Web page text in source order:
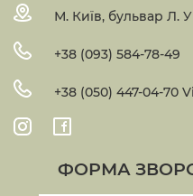
М. Київ, бульвар Л.
+38 (093) 584-78-49
+38 (050) 447-04-70
ФОРМА